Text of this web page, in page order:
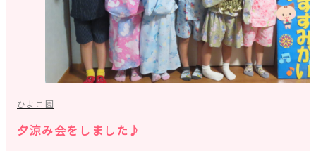
ひよこ園
夕涼み会をしました♪